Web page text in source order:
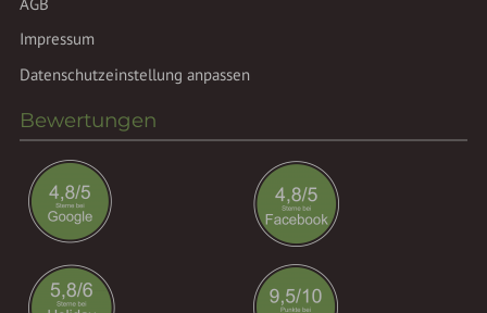
Impressum
Datenschutzeinstellung anpassen
Bewertungen